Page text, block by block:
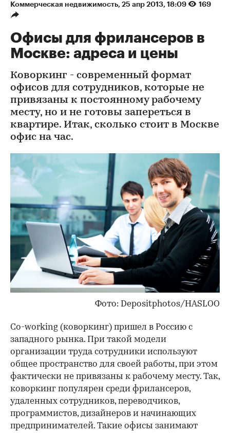
Коммерческая недвижимость⁠, 25 апр 2013, 18:09 169
Офисы для фрилансеров в
Москве: адреса и цены
Коворкинг - современный формат
офисов для сотрудников, которые не
привязаны к постоянному рабочему
месту, но и не готовы запереться в
квартире. Итак, сколько стоит в Москве
офис на час.
Фото: Depositphotos/HASLOO
Co-working (коворкинг) пришел в Россию с
западного рынка. При такой модели
организации труда сотрудники используют
общее пространство для своей работы, при этом
фактически не привязаны к рабочему месту. Так,
коворкинг популярен среди фрилансеров,
удаленных сотрудников, переводчиков,
программистов, дизайнеров и начинающих
предпринимателей. Такие офисы занимают